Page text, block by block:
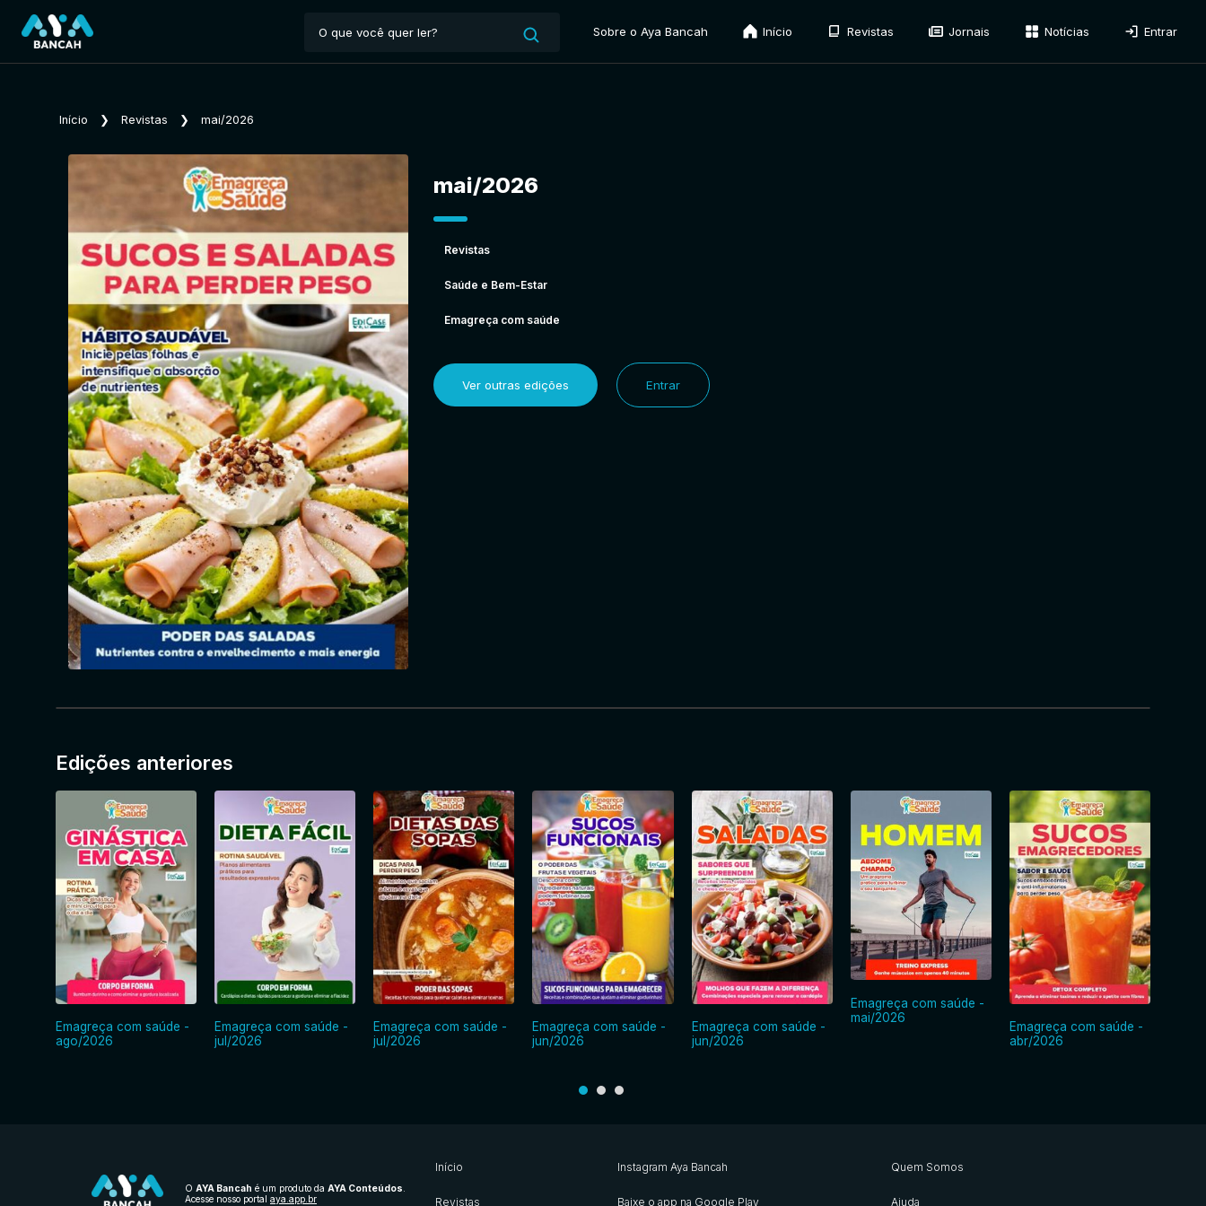
Sobre o Aya Bancah Início Revistas Jornais Notícias Entrar
Início ❯ Revistas ❯ mai/2026
mai/2026
Revistas
Saúde e Bem-Estar
Emagreça com saúde
Ver outras edições Entrar
Edições anteriores
Emagreça com saúde -
ago/2026
Emagreça com saúde -
jul/2026
Emagreça com saúde -
jul/2026
Emagreça com saúde -
jun/2026
Emagreça com saúde -
jun/2026
Emagreça com saúde -
mai/2026
Emagreça com saúde -
abr/2026
O AYA Bancah é um produto da AYA Conteúdos
Acesse nosso portal aya.app.br
Início
Revistas
Instagram Aya Bancah
Baixe o app na Google Play
Quem Somos
Ajuda